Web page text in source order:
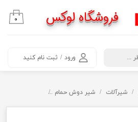
ورود / ثبت نام کنید
۰ فروشگاه لوکس
شیرآلات شیر دوش حمام